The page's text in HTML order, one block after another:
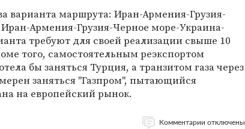
варианта маршрута: Иран-Армения-Грузия-
Армения-Грузия-Черное море-Украина-
требуют для своей реализации свыше 10
того, самостоятельным реэкспортом
бы заняться Турция, а транзитом газа через
заняться "Газпром", пытающийся
на европейский рынок.
Комментарии отключены